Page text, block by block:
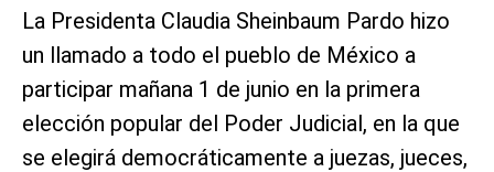
La Presidenta Claudia Sheinbaum Pardo hizo
un llamado a todo el pueblo de México a
participar mañana 1 de junio en la primera
elección popular del Poder Judicial, en la que
se elegirá democráticamente a juezas, jueces,